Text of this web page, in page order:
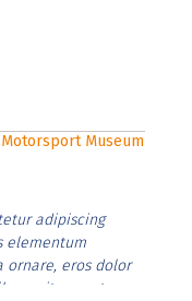
Motorsport Museum
adipiscing
elementum
ornare, eros dolor
vitae erat.